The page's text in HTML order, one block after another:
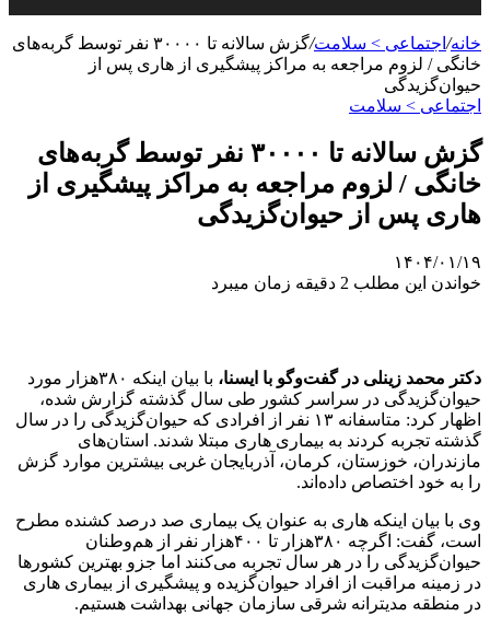
خانه/ اجتماعی > سلامت/
گزش سالانه تا ۳۰۰۰۰ نفر توسط گربه‌های
خانگی / لزوم مراجعه به مراکز پیشگیری از هاری پس از
حیوان‌گزیدگی
اجتماعی > سلامت
گزش سالانه تا ۳۰۰۰۰ نفر توسط گربه‌های
خانگی / لزوم مراجعه به مراکز پیشگیری از
هاری پس از حیوان‌گزیدگی
۱۴۰۴/۰۱/۱۹
خواندن این مطلب 2 دقیقه زمان میبرد
دکتر محمد زینلی در گفت‌وگو با ایسنا،
با بیان اینکه ۳۸۰هزار مورد
حیوان‌گزیدگی در سراسر کشور طی سال گذشته گزارش شده،
اظهار کرد: متاسفانه ۱۳ نفر از افرادی که حیوان‌گزیدگی را در سال
گذشته تجربه کردند به بیماری هاری مبتلا شدند. استان‌های
مازندران، خوزستان، کرمان، آذربایجان غربی بیشترین موارد گزش
را به خود اختصاص داده‌اند.
وی با بیان اینکه هاری به عنوان یک بیماری صد درصد کشنده مطرح
است، گفت: اگرچه ۳۸۰هزار تا ۴۰۰هزار نفر از هم‌وطنان
حیوان‌گزیدگی را در هر سال تجربه می‌کنند اما جزو بهترین کشورها
در زمینه مراقبت از افراد حیوان‌گزیده و پیشگیری از بیماری هاری
در منطقه مدیترانه شرقی سازمان جهانی بهداشت هستیم.